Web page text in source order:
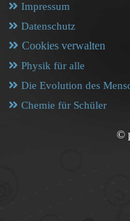
Impressum
Datenschutz
Cookies verwalten
Physik für alle
Die Evolution des
Chemie für Schüler
©